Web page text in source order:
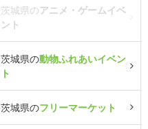
茨城県のアニメ・ゲームイベ
ント
茨城県の動物ふれあいイベン
ト
茨城県のフリーマーケット